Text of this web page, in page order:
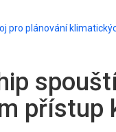
pro plánování
přístup